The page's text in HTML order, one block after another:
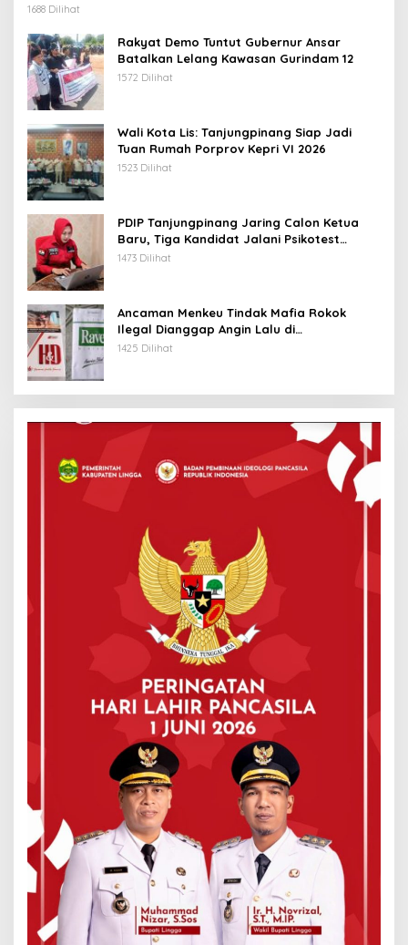
1688 Dilihat
Rakyat Demo Tuntut Gubernur Ansar
Batalkan Lelang Kawasan Gurindam 12
1572 Dilihat
Wali Kota Lis: Tanjungpinang Siap Jadi
Tuan Rumah Porprov Kepri VI 2026
1523 Dilihat
PDIP Tanjungpinang Jaring Calon Ketua
Baru, Tiga Kandidat Jalani Psikotest
Daring
1473 Dilihat
Ancaman Menkeu Tindak Mafia Rokok
Ilegal Dianggap Angin Lalu di
Tanjungpinang
1425 Dilihat